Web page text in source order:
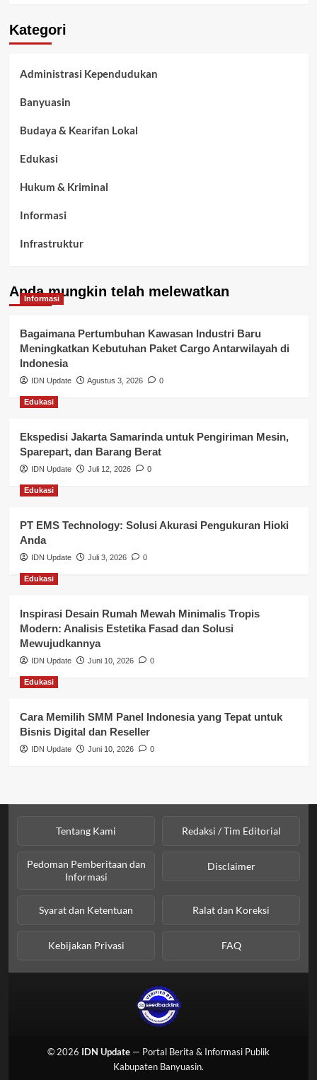
Kategori
Administrasi Kependudukan
Banyuasin
Budaya & Kearifan Lokal
Edukasi
Hukum & Kriminal
Informasi
Infrastruktur
Kepegawaian & ASN Banyuasin
Kesehatan
Keuangan
Lalu Lintas
Layanan Publik Kabupaten Banyuasin
Nasional
Pemerintahan
Pendidikan
Perbankan & Keuangan
Perpajakan & Keuangan
Profil Wilayah Banyuasin
Sosial & Budaya
Sosial & Kesejahteraan
Anda mungkin telah melewatkan
Informasi
Bagaimana Pertumbuhan Kawasan Industri Baru
Meningkatkan Kebutuhan Paket Cargo Antarwilayah di
Indonesia
IDN Update Agustus 3, 2026 0
Edukasi
Ekspedisi Jakarta Samarinda untuk Pengiriman Mesin,
Sparepart, dan Barang Berat
IDN Update Juli 12, 2026 0
Edukasi
PT EMS Technology: Solusi Akurasi Pengukuran Hioki
Anda
IDN Update Juli 3, 2026 0
Edukasi
Inspirasi Desain Rumah Mewah Minimalis Tropis
Modern: Analisis Estetika Fasad dan Solusi
Mewujudkannya
IDN Update Juni 10, 2026 0
Edukasi
Cara Memilih SMM Panel Indonesia yang Tepat untuk
Bisnis Digital dan Reseller
IDN Update Juni 10, 2026 0
Tentang Kami Redaksi / Tim Editorial
Pedoman Pemberitaan dan
Informasi
Disclaimer
Syarat dan Ketentuan Ralat dan Koreksi
Kebijakan Privasi FAQ
© 2026 IDN Update — Portal Berita & Informasi Publik
Kabupaten Banyuasin.